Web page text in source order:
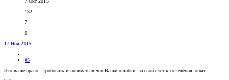
132
7
0
17 Ноя 2015
#5
Это ваше право. Пробовать и понимать в чем Ваши ошибки. за свой счет к сожелению опыт.